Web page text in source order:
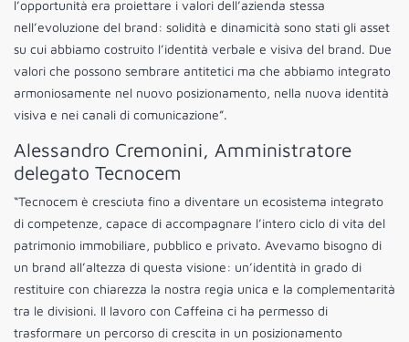
l’opportunità era proiettare i valori dell’azienda stessa
nell’evoluzione del brand: solidità e dinamicità sono stati gli asset
su cui abbiamo costruito l’identità verbale e visiva del brand. Due
valori che possono sembrare antitetici ma che abbiamo integrato
armoniosamente nel nuovo posizionamento, nella nuova identità
visiva e nei canali di comunicazione”.
Alessandro Cremonini, Amministratore
delegato Tecnocem
“Tecnocem è cresciuta fino a diventare un ecosistema integrato
di competenze, capace di accompagnare l’intero ciclo di vita del
patrimonio immobiliare, pubblico e privato. Avevamo bisogno di
un brand all’altezza di questa visione: un’identità in grado di
restituire con chiarezza la nostra regia unica e la complementarità
tra le divisioni. Il lavoro con Caffeina ci ha permesso di
trasformare un percorso di crescita in un posizionamento